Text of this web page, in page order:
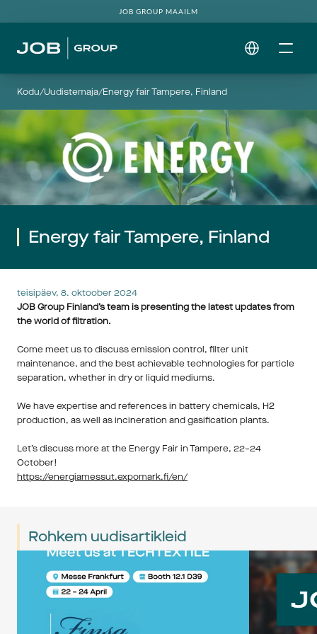
JOB GROUP MAAILM
Kodu/Uudistemaja/Energy fair Tampere, Finland
Energy fair Tampere, Finland
teisipäev, 8. oktoober 2024
JOB Group Finland’s team is presenting the latest updates from
the world of filtration.
Come meet us to discuss emission control, filter unit
maintenance, and the best achievable technologies for particle
separation, whether in dry or liquid mediums.
We have expertise and references in battery chemicals, H2
production, as well as incineration and gasification plants.
Let’s discuss more at the Energy Fair in Tampere, 22–24
October!
https://energiamessut.expomark.fi/en/
Rohkem uudisartikleid